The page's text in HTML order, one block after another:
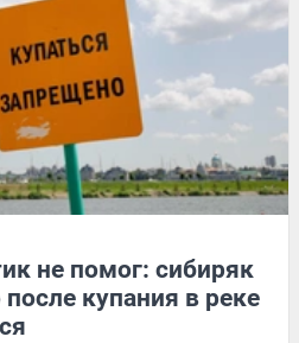
не помог: сибиряк
купания в реке